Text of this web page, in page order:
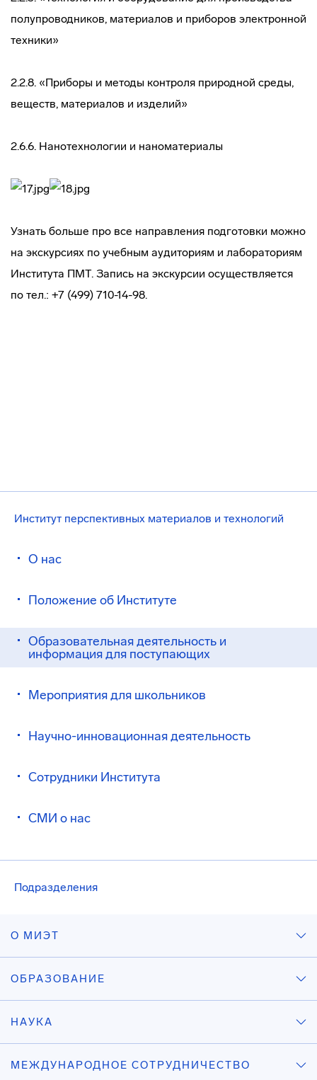
Институт перспективных материалов и технологий
О нас
Положение об Институте
Образовательная деятельность и
информация для поступающих
Мероприятия для школьников
Научно-инновационная деятельность
Сотрудники Института
СМИ о нас
Подразделения
полупроводников, материалов и приборов электронной
техники»
2.2.8. «Приборы и методы контроля природной среды,
веществ, материалов и изделий»
2.6.6. Нанотехнологии и наноматериалы
Узнать больше про все направления подготовки можно
на экскурсиях по учебным аудиториям и лабораториям
Института ПМТ. Запись на экскурсии осуществляется
по тел.: +7 (499) 710-14-98.
О МИЭТ
ОБРАЗОВАНИЕ
НАУКА
МЕЖДУНАРОДНОЕ СОТРУДНИЧЕСТВО